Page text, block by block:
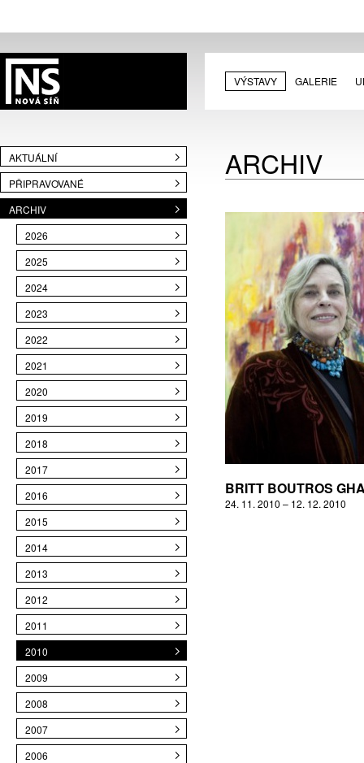
VÝSTAVY GALERIE
AKTUÁLNÍ
PŘIPRAVOVANÉ
ARCHIV
2026
2025
2024
2023
2022
2021
2020
2019
2018
2017
2016
2015
2014
2013
2012
2011
2010
2009
2008
2007
2006
ARCHIV
BRITT BOUTROS
24. 11. 2010 – 12. 12. 2010